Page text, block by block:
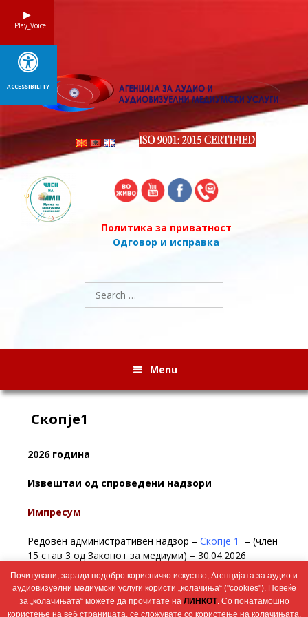
Политика за приватност
Одговор и исправка
Search
for:
Menu
Скопје1
2026 година
Извештаи од спроведени надзори
Импресум
Редовен административен надзор – Скопје 1
– (член
15 став 3 од Законот за медиуми) – 30.04.2026
Редовен административен надзорСкопје1– (член 14
став 1 од Законот за медиуми) – 19.02.2026
Почитувани, заради подобро корисничко искуство, Агенцијата за аудио и
аудиовизуелни медиумски услуги користи „колачиња“ ("cookies"). Повеќе
за „колачињата“ можете да прочитате на ЛИНКОТ. Со понатамошно
користење на веб страницата, се сложувате со користење на колачињата.
Play_Voice
ACCESSIBILITY